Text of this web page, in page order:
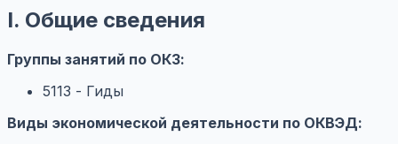
I. Общие сведения
Группы занятий по ОКЗ:
5113 - Гиды
Виды экономической деятельности по ОКВЭД: